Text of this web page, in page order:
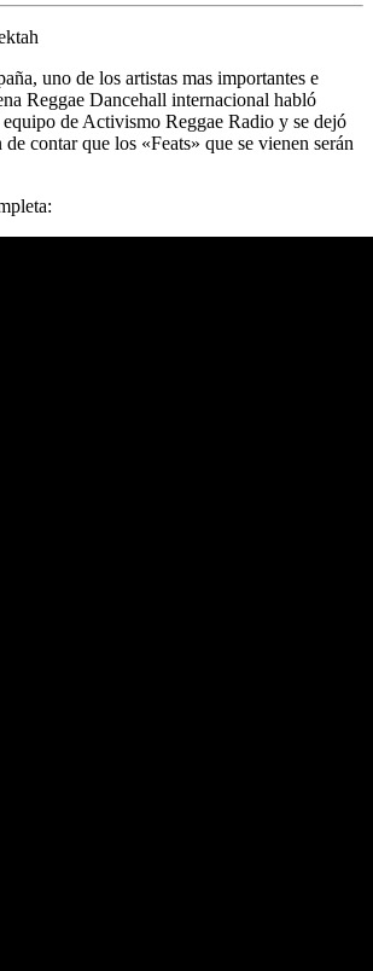
uno de los artistas mas importantes e
Reggae Dancehall internacional habló
deActivismo Reggae Radio y se dejó
contar que los «Feats» que se vienen serán